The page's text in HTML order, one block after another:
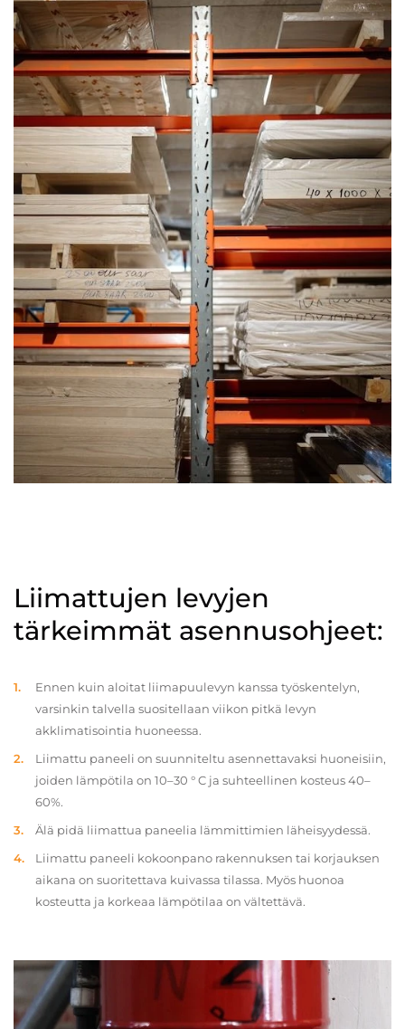
Liimattujen levyjen
tärkeimmät asennusohjeet:
Ennen kuin aloitat liimapuulevyn kanssa työskentelyn,
varsinkin talvella suositellaan viikon pitkä levyn
akklimatisointia huoneessa.
Liimattu paneeli on suunniteltu asennettavaksi huoneisiin,
joiden lämpötila on 10–30 ° C ja suhteellinen kosteus 40–
60%.
Älä pidä liimattua paneelia lämmittimien läheisyydessä.
Liimattu paneeli kokoonpano rakennuksen tai korjauksen
aikana on suoritettava kuivassa tilassa. Myös huonoa
kosteutta ja korkeaa lämpötilaa on vältettävä.